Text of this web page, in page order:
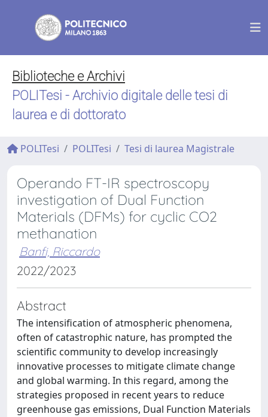
Biblioteche e Archivi
POLITesi - Archivio digitale delle tesi di
laurea e di dottorato
POLITesi POLITesi Tesi di laurea Magistrale
Operando FT-IR spectroscopy
investigation of Dual Function
Materials (DFMs) for cyclic CO2
methanation
Banfi, Riccardo
2022/2023
Abstract
The intensification of atmospheric phenomena,
often of catastrophic nature, has prompted the
scientific community to develop increasingly
innovative processes to mitigate climate change
and global warming. In this regard, among the
strategies proposed in recent years to reduce
greenhouse gas emissions, Dual Function Materials